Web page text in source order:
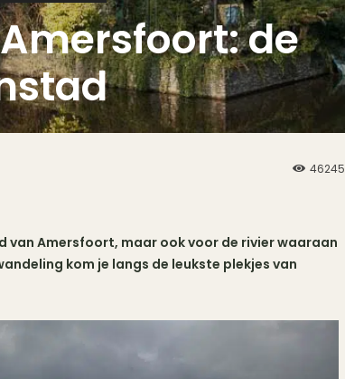
de
46245
Amersfoort, maar ook voor de rivier waaraan
kom je langs de leukste plekjes van